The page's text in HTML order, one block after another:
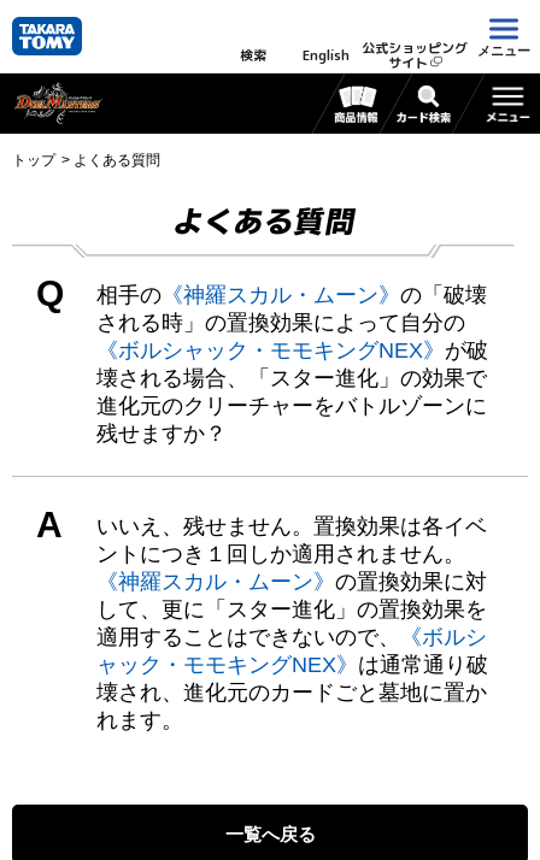
検索 English 公式ショッピング
サイト
メニュー
トップ よくある質問
よくある質問
Q 相手の 《神羅スカル・ムーン》 の「破壊
される時」の置換効果によって自分の
《ボルシャック・モモキングNEX》 が破
壊される場合、「スター進化」の効果で
進化元のクリーチャーをバトルゾーンに
残せますか？
A
いいえ、残せません。置換効果は各イベ
ントにつき１回しか適用されません。
《神羅スカル・ムーン》 の置換効果に対
して、更に「スター進化」の置換効果を
適用することはできないので、
《ボルシ
ャック・モモキングNEX》 は通常通り破
壊され、進化元のカードごと墓地に置か
れます。
一覧へ戻る